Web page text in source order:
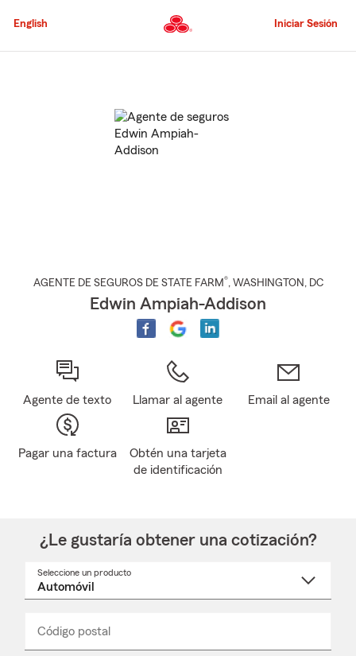
al
principal
English Iniciar Sesión
AGENTE DE SEGUROS DE STATE FARM®, WASHINGTON , DC
Edwin Ampiah-Addison
Agente de texto Llamar al agente Email al agente
Pagar una factura
Obtén una tarjeta
de identificación
¿Le gustaría obtener una cotización?
Seleccione un producto
desplegable
Código postal
_____